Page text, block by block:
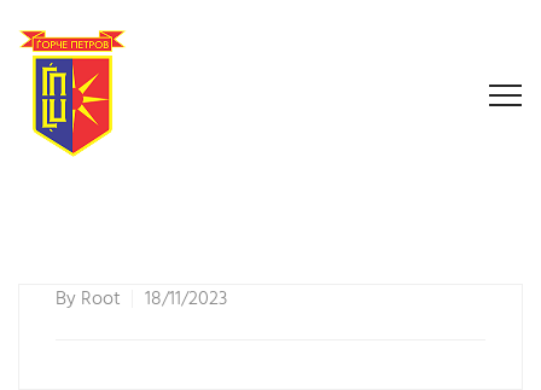
ByRoot 18/11/2023